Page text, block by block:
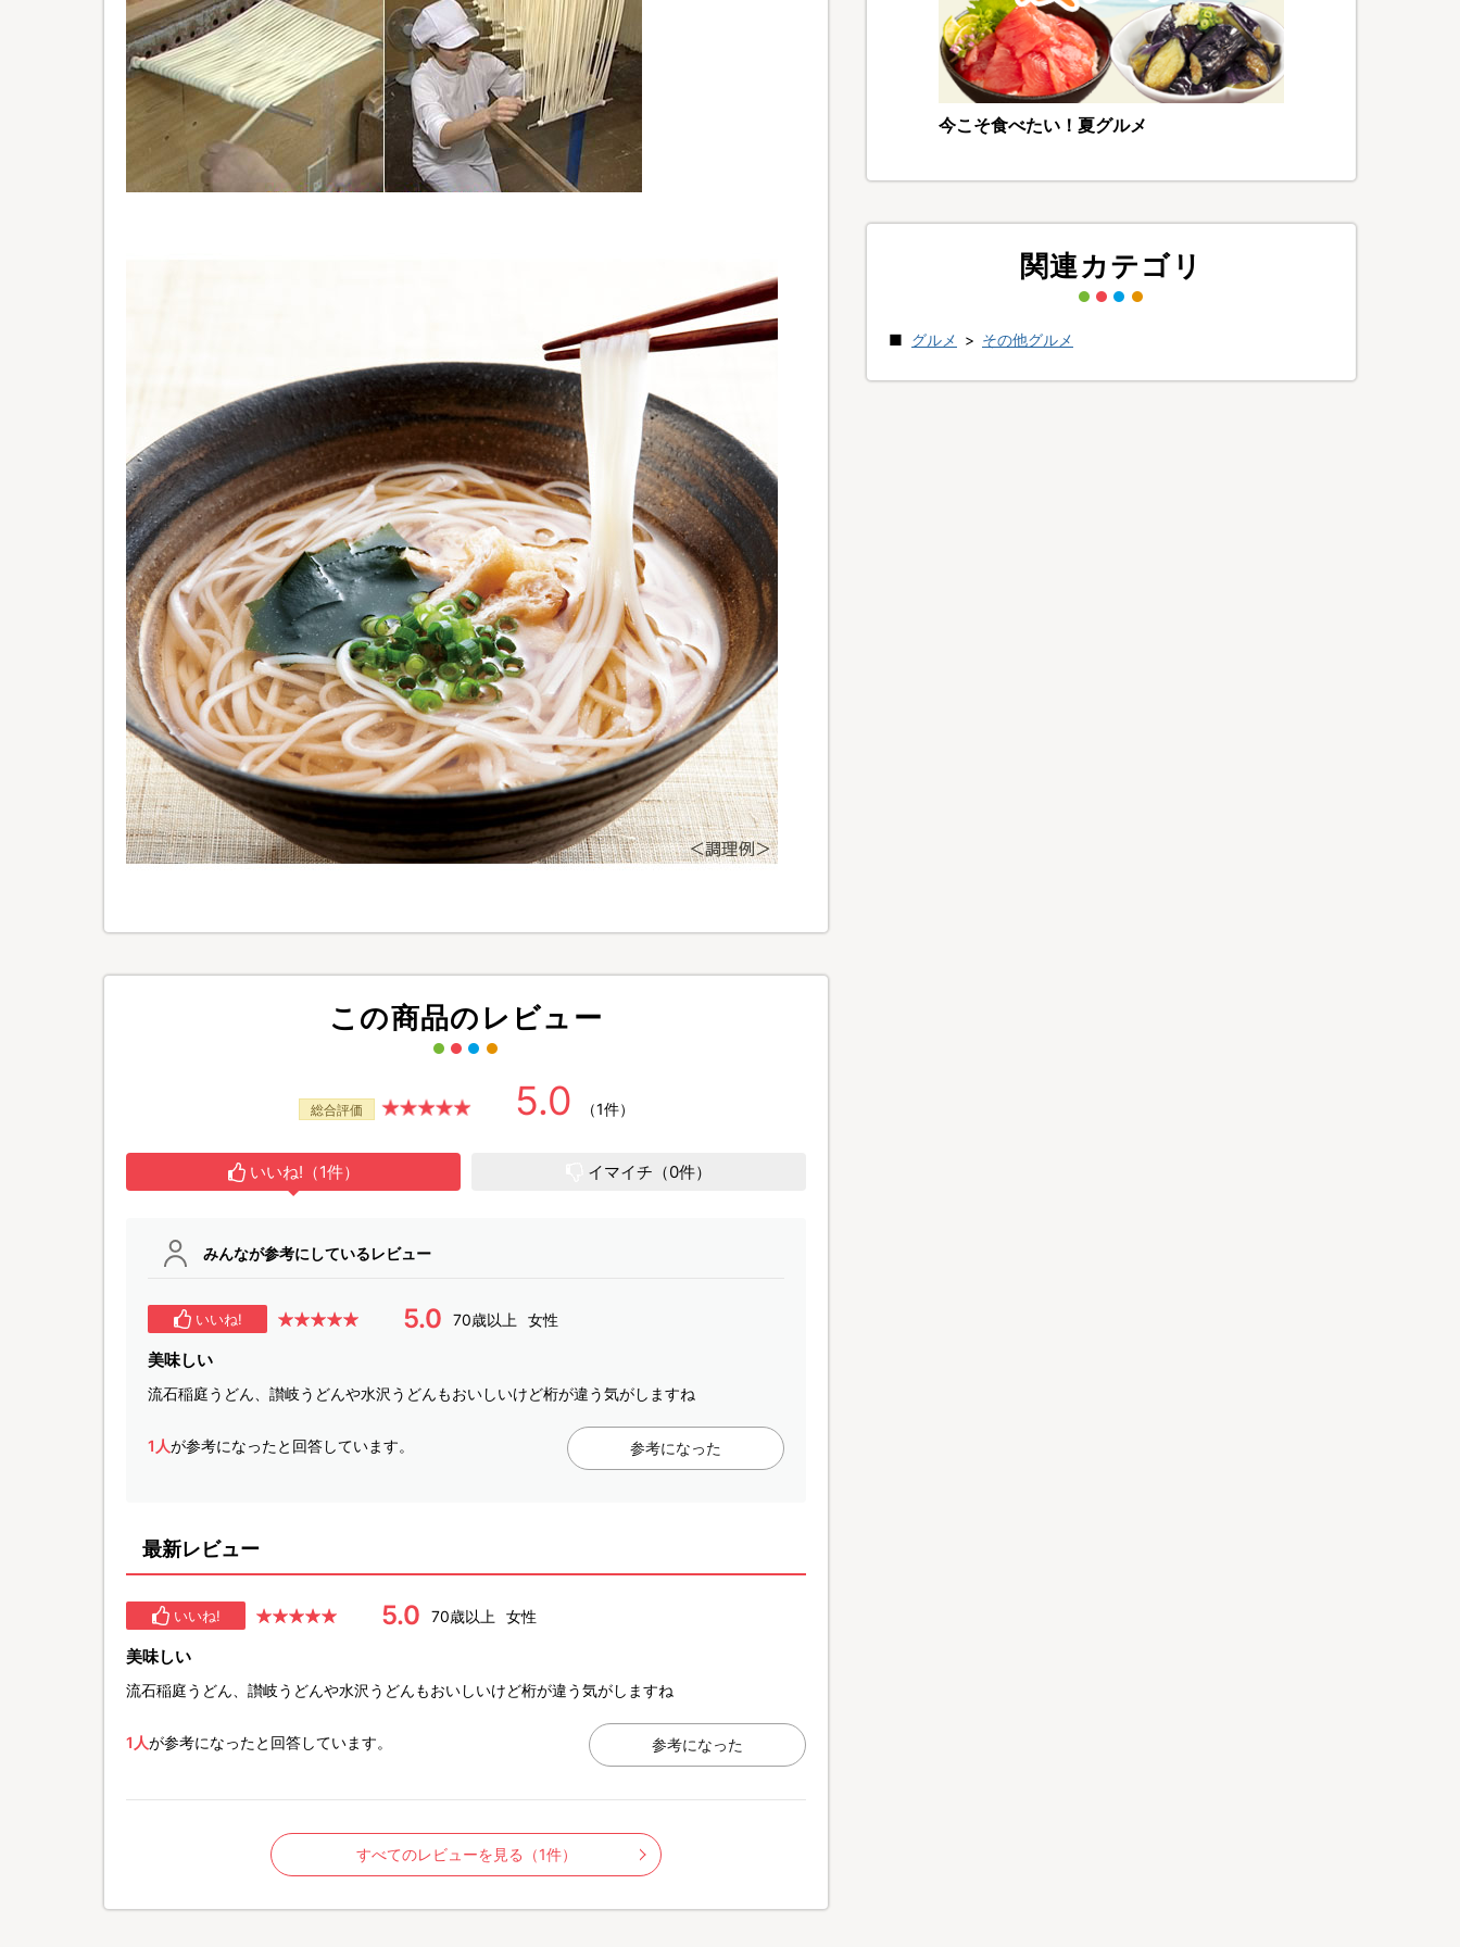
この商品のレビュー
総合評価 5.0 （1件）
いいね!（1件） イマイチ（0件）
みんなが参考にしているレビュー
いいね! 5.0 70歳以上 女性
美味しい
流石稲庭うどん、讃岐うどんや水沢うどんもおいしいけど桁が違う気がしますね
1人が参考になったと回答しています。 参考になった
最新レビュー
いいね! 5.0 70歳以上 女性
美味しい
流石稲庭うどん、讃岐うどんや水沢うどんもおいしいけど桁が違う気がしますね
1人が参考になったと回答しています。 参考になった
すべてのレビューを見る（1件）
今こそ食べたい！夏グルメ
関連カテゴリ
グルメ > その他グルメ